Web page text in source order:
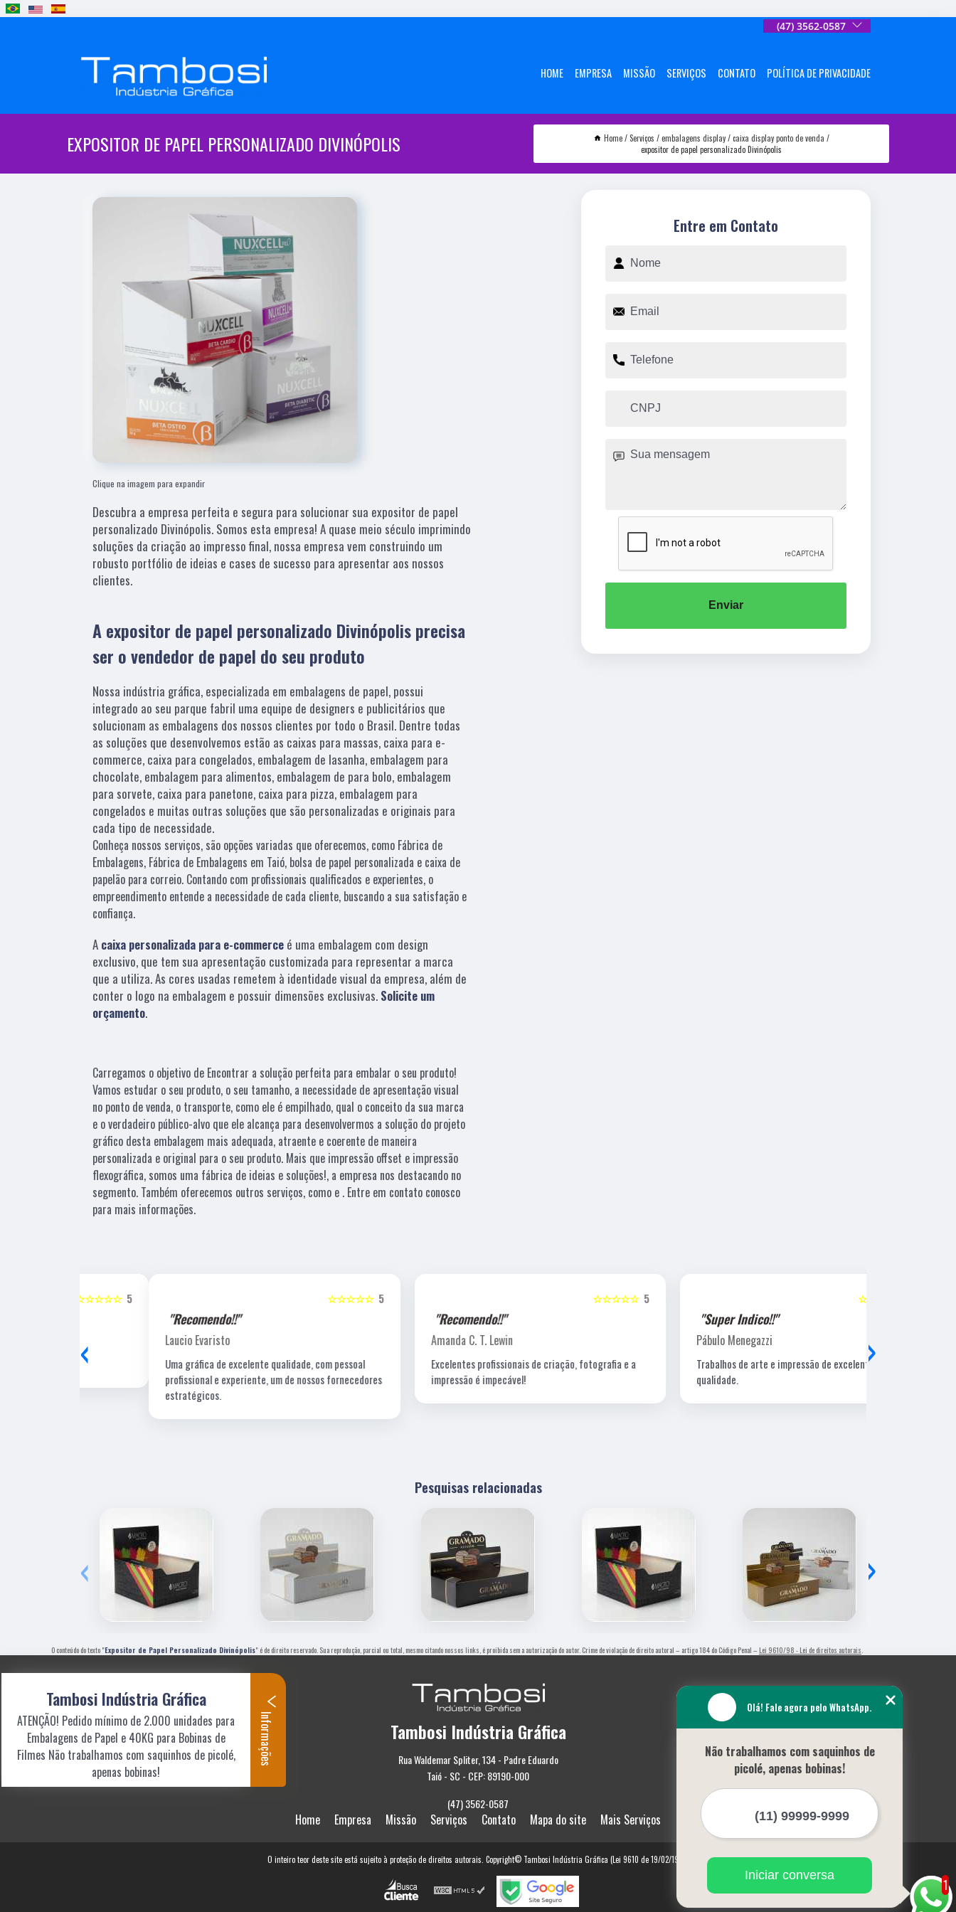
(47) 3562-0587
HOME EMPRESA MISSÃO SERVIÇOS CONTATO POLÍTICA DE PRIVACIDADE
EXPOSITOR DE PAPEL PERSONALIZADO DIVINÓPOLIS Home Serviços embalagens display
caixa display ponto de venda
expositor de papel personalizado Divinópolis
Clique na imagem para expandir
Descubra a empresa perfeita e segura para solucionar sua expositor de papel
personalizado Divinópolis. Somos esta empresa! A quase meio século imprimindo
soluções da criação ao impresso final, nossa empresa vem construindo um
robusto portfólio de ideias e cases de sucesso para apresentar aos nossos
clientes.
A expositor de papel personalizado Divinópolis precisa
ser o vendedor de papel do seu produto
Nossa indústria gráfica, especializada em embalagens de papel, possui
integrado ao seu parque fabril uma equipe de designers e publicitários que
solucionam as embalagens dos nossos clientes por todo o Brasil. Dentre todas
as soluções que desenvolvemos estão as caixas para massas, caixa para e-
commerce, caixa para congelados, embalagem de lasanha, embalagem para
chocolate, embalagem para alimentos, embalagem de para bolo, embalagem
para sorvete, caixa para panetone, caixa para pizza, embalagem para
congelados e muitas outras soluções que são personalizadas e originais para
cada tipo de necessidade.
Conheça nossos serviços, são opções variadas que oferecemos, como Fábrica de
Embalagens, Fábrica de Embalagens em Taió, bolsa de papel personalizada e caixa de
papelão para correio. Contando com profissionais qualificados e experientes, o
empreendimento entende a necessidade de cada cliente, buscando a sua satisfação e
confiança.
A caixa personalizada para e-commerce é uma embalagem com design
exclusivo, que tem sua apresentação customizada para representar a marca
que a utiliza. As cores usadas remetem à identidade visual da empresa, além de
conter o logo na embalagem e possuir dimensões exclusivas. Solicite um
orçamento.
Carregamos o objetivo de Encontrar a solução perfeita para embalar o seu produto!
Vamos estudar o seu produto, o seu tamanho, a necessidade de apresentação visual
no ponto de venda, o transporte, como ele é empilhado, qual o conceito da sua marca
e o verdadeiro público-alvo que ele alcança para desenvolvermos a solução do projeto
gráfico desta embalagem mais adequada, atraente e coerente de maneira
personalizada e original para o seu produto. Mais que impressão offset e impressão
flexográfica, somos uma fábrica de ideias e soluções!, a empresa nos destacando no
segmento. Também oferecemos outros serviços, como e . Entre em contato conosco
para mais informações.
Entre em Contato
Enviar
"Recomendo!!"
Laucio Evaristo
Uma gráfica de excelente qualidade, com pessoal
profissional e experiente, um de nossos fornecedores
"Recomendo!!"
Amanda C. T. Lewin
Excelentes profissionais de criação, fotografia e a
impressão é impecável!
"Super Indico!!"
Pábulo Menegazzi
Trabalhos de arte e impressão de excelente
‹ ›
Pesquisas relacionadas
‹ ›
O conteúdo do texto "Expositor de Papel Personalizado Divinópolis" é de direito reservado. Sua reprodução, parcial ou total, mesmo citando nossos links, é proibida sem a autorização do autor. Crime de violação de direito autoral – artigo 184 do Código Penal – Lei 9610/98 - Lei de direitos autorais
Tambosi Indústria Gráfica
Rua Waldemar Spliter, 134 - Padre Eduardo
Taió - SC - CEP: 89190-000
(47) 3562-0587
Home Empresa Missão Serviços Contato Mapa do site Mais Serviços
O inteiro teor deste site está sujeito à proteção de direitos autorais. Copyright© Tambosi Indústria Gráfica (Lei 9610 de 19/02/1998)
1
Olá! Fale agora pelo WhatsApp.
Não trabalhamos com saquinhos de
picolé, apenas bobinas!
Iniciar conversa
Tambosi Indústria Gráfica
ATENÇÃO! Pedido mínimo de 2.000 unidades para
Embalagens de Papel e 40KG para Bobinas de
Filmes Não trabalhamos com saquinhos de picolé,
apenas bobinas!
Informações